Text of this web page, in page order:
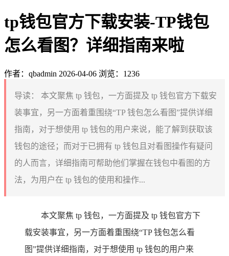
tp钱包官方下载安装-TP钱包
怎么看图？详细指南来啦
作者：qbadmin 2026-04-06 浏览：1236
导读：
本文聚焦 tp 钱包，一方面提及 tp 钱包官方下载安
装事宜，另一方面着重围绕“TP 钱包怎么看图”提供详细
指南，对于想使用 tp 钱包的用户来说，能了解到获取该
钱包的途径；而对于已拥有 tp 钱包且对看图操作有疑问
的人而言，详细指南可帮助他们掌握在钱包中看图的方
法，为用户在 tp 钱包的使用和操作...
本文聚焦 tp 钱包，一方面提及 tp 钱包官方下
载安装事宜，另一方面着重围绕“TP 钱包怎么看
图”提供详细指南，对于想使用 tp 钱包的用户来